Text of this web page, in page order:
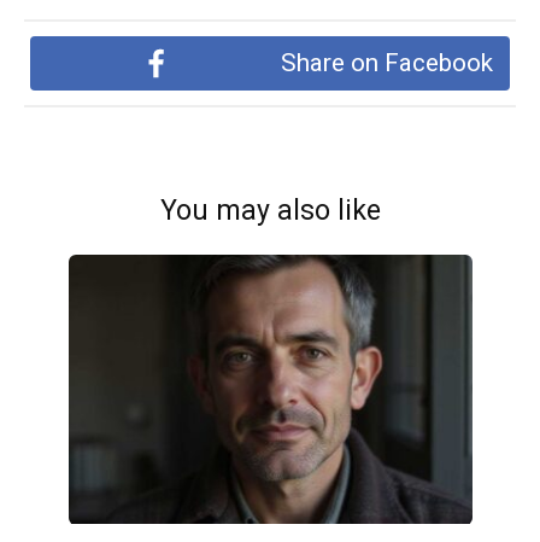
Share on Facebook
You may also like